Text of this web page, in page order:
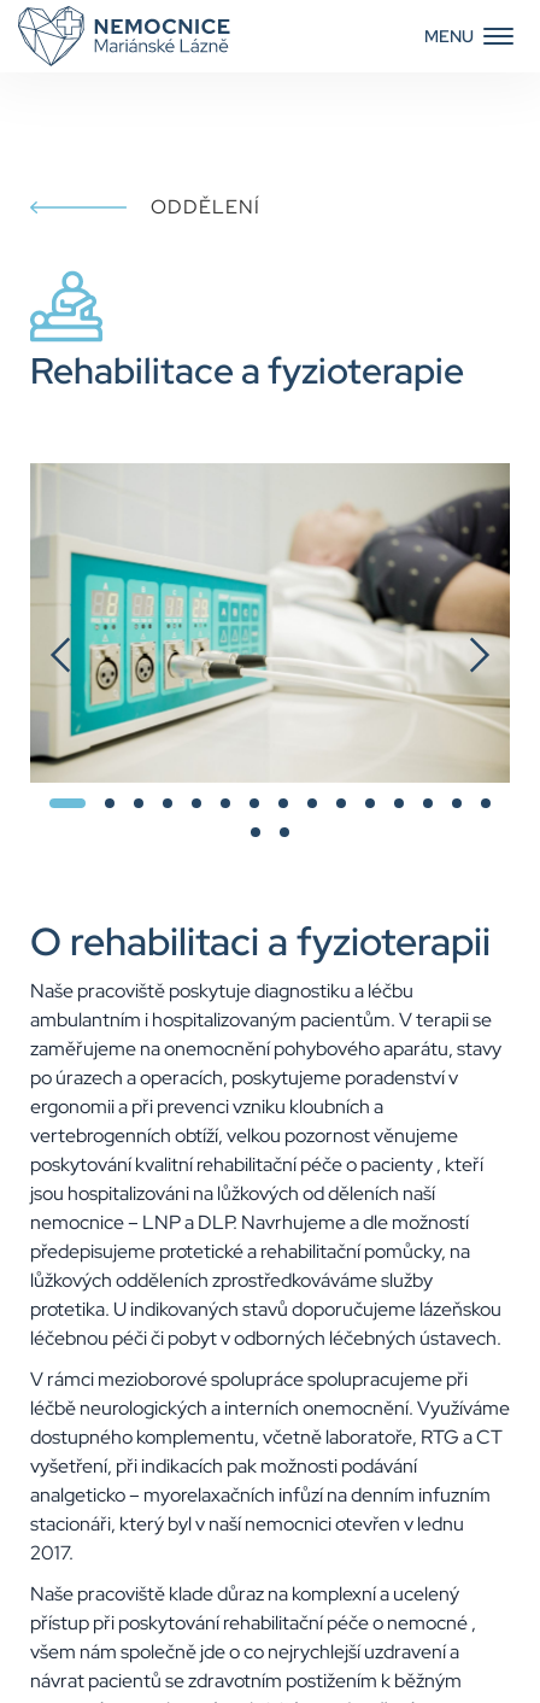
Kariéra
MENU
ODDĚLENÍ
Rehabilitace a fyzioterapie
O rehabilitaci a fyzioterapii
Naše pracoviště poskytuje diagnostiku a léčbu
ambulantním i hospitalizovaným pacientům. V terapii se
zaměřujeme na onemocnění pohybového aparátu, stavy
po úrazech a operacích, poskytujeme poradenství v
ergonomii a při prevenci vzniku kloubních a
vertebrogenních obtíží, velkou pozornost věnujeme
poskytování kvalitní rehabilitační péče o pacienty , kteří
jsou hospitalizováni na lůžkových od děleních naší
nemocnice – LNP a DLP. Navrhujeme a dle možností
předepisujeme protetické a rehabilitační pomůcky, na
lůžkových odděleních zprostředkováváme služby
protetika. U indikovaných stavů doporučujeme lázeňskou
léčebnou péči či pobyt v odborných léčebných ústavech.
V rámci mezioborové spolupráce spolupracujeme při
léčbě neurologických a interních onemocnění. Využíváme
dostupného komplementu, včetně laboratoře, RTG a CT
vyšetření, při indikacích pak možnosti podávání
analgeticko – myorelaxačních infůzí na denním infuzním
stacionáři, který byl v naší nemocnici otevřen v lednu
2017.
Naše pracoviště klade důraz na komplexní a ucelený
přístup při poskytování rehabilitační péče o nemocné ,
všem nám společně jde o co nejrychlejší uzdravení a
návrat pacientů se zdravotním postižením k běžným